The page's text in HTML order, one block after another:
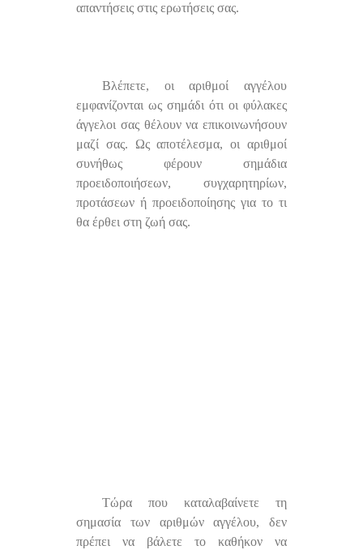
απαντήσεις στις ερωτήσεις σας.
Βλέπετε, οι αριθμοί αγγέλου
εμφανίζονται ως σημάδι ότι οι φύλακες
άγγελοι σας θέλουν να επικοινωνήσουν
μαζί σας. Ως αποτέλεσμα, οι αριθμοί
συνήθως φέρουν σημάδια
προειδοποιήσεων, συγχαρητηρίων,
προτάσεων ή προειδοποίησης για το τι
θα έρθει στη ζωή σας.
Τώρα που καταλαβαίνετε τη
σημασία των αριθμών αγγέλου, δεν
πρέπει να βάλετε το καθήκον να